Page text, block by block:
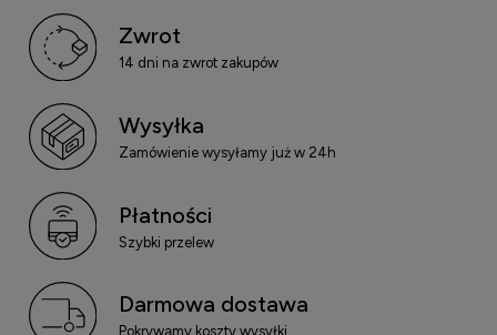
Zwrot
14 dni na zwrot zakupów
Wysyłka
Zamówienie wysyłamy już w 24h
Płatności
Szybki przelew
Darmowa dostawa
Pokrywamy koszty wysyłki